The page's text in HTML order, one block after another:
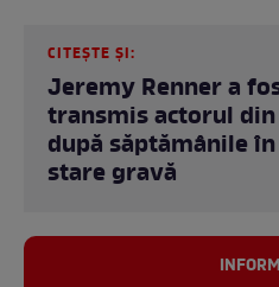
CITEȘTE ȘI:
Jeremy Renner a
transmis actorul
după săptămânile
stare gravă